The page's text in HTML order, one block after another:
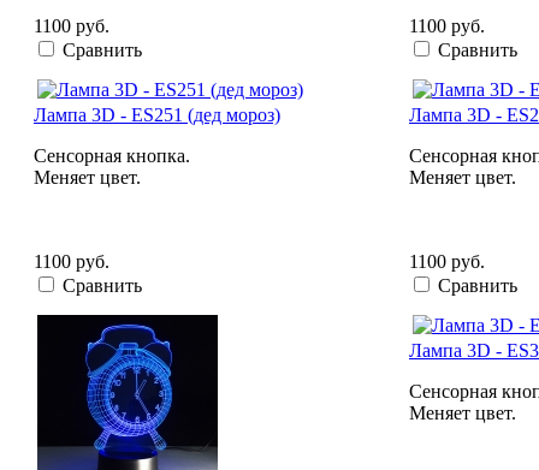
1100 руб.
Сравнить
1100 руб.
Сравнить
Лампа 3D - ES251 (дед мороз)
Сенсорная кнопка.
Меняет цвет.
1100 руб.
Сравнить
Лампа 3D -
Сенсорная
Меняет цвет.
1100 руб.
Сравнить
Лампа 3D -
Сенсорная
Меняет цвет.